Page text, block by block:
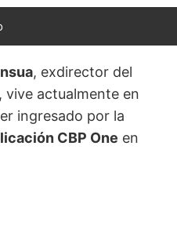
, exdirector del
, vive actualmente en
ingresado por la
CBP One en